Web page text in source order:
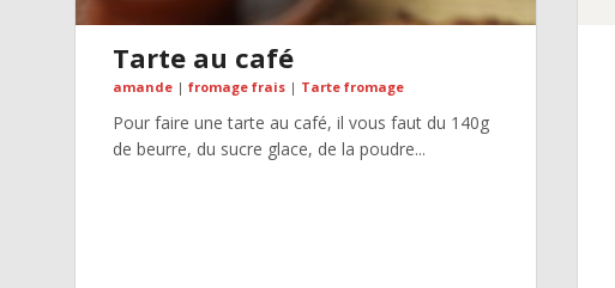
Tarte au café
amande| fromage frais| Tarte fromage
Pour faire une tarte au café, il vous faut du 140g
de beurre, du sucre glace, de la poudre...